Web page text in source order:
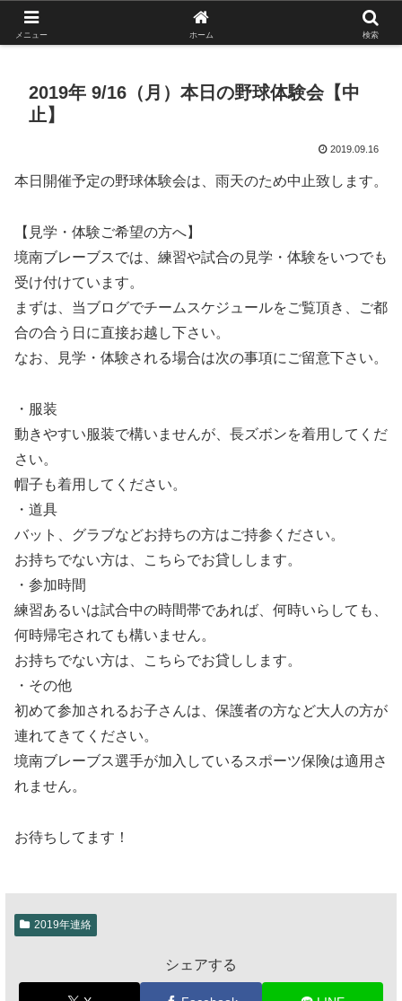
がんばれ！フルスイング！境南ブレーブス！
2019年 9/16（月）本日の野球体験会【中
止】
2019.09.16
本日開催予定の野球体験会は、雨天のため中止致します。
【見学・体験ご希望の方へ】
境南ブレーブスでは、練習や試合の見学・体験をいつでも
受け付けています。
まずは、当ブログでチームスケジュールをご覧頂き、ご都
合の合う日に直接お越し下さい。
なお、見学・体験される場合は次の事項にご留意下さい。
・服装
動きやすい服装で構いませんが、長ズボンを着用してくだ
さい。
帽子も着用してください。
・道具
バット、グラブなどお持ちの方はご持参ください。
お持ちでない方は、こちらでお貸しします。
・参加時間
練習あるいは試合中の時間帯であれば、何時いらしても、
何時帰宅されても構いません。
お持ちでない方は、こちらでお貸しします。
・その他
初めて参加されるお子さんは、保護者の方など大人の方が
連れてきてください。
境南ブレーブス選手が加入しているスポーツ保険は適用さ
れません。
お待ちしてます！
2019年連絡
シェアする
メニュー ホーム 検索